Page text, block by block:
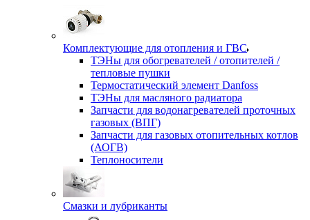
Комплектующие для отопления и ГВС
ТЭНы для обогревателей / отопителей /
тепловые пушки
Термостатический элемент Danfoss
ТЭНы для масляного радиатора
Запчасти для водонагревателей проточных
газовых (ВПГ)
Запчасти для газовых отопительных котлов
(АОГВ)
Теплоносители
Смазки и лубриканты